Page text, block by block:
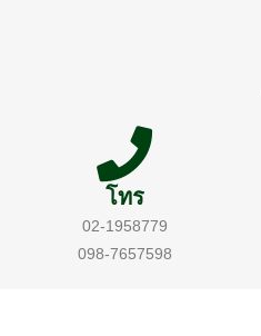
โทร
02-1958779
098-7657598